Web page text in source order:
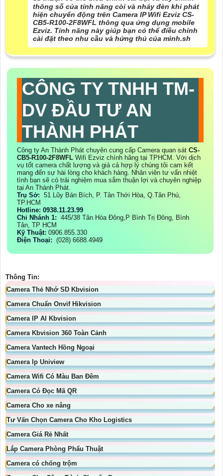
thông số của tính năng còi và nháy đèn khi phát
hiện chuyển động trên Camera IP Wifi Ezviz CS-
CB5-R100-2F8WFL thông qua ứng dụng mobile
Ezviz. Tính năng này giúp bạn có thể điều chỉnh
cài đặt theo nhu cầu và hứng thú của mình.sh
CÔNG TY TNHH TM-
DV ĐẦU TƯ AN
THÀNH PHÁT
Công ty An Thành Phát chuyên cung cấp Camera quan sát CS-
CB5-R100-2F8WFL Wifi Ezviz chính hãng tại TPHCM. Với dịch
vụ tốt camera chất lượng và giá cả hợp lý chúng tôi cam kết
mang đến sự hài lòng cho khách hàng. Nhân viên tư vấn nhiệt
tình bạn sẽ có trải nghiệm mua sắm thuận lợi và chuyên nghiệp
tại An Thành Phát.
Trụ Sở: 51 Lũy Bán Bích, P. Tân Thới Hòa, Q.Tân Phú,
TP.HCM
Hotline: 0938.11.23.99
Chi Nhánh 1: 445/38 Tân Hòa Đông,P Bình Trị Đông, Bình
Tân, TP HCM
Kỹ Thuật: 0906.855.330
Điện Thoại: (028) 6688.4949
Thông Tin:
Camera Thẻ Nhớ SD Kbvision
Camera Chuẩn Onvif Hikvision
Camera IP AI Kbvision
Camera Kbvision 360 Toàn Cảnh
Camera Vantech Hồng Ngoại
Camera Ip Uniview
Camera Wifi Có Màu Ban Đêm
Camera Có Đọc Mã QR
Camera Cho xe nâng
Tư Vấn Chọn Camera Cho Kho Logistics
Camera Giá Rẻ Nhất
Lắp Camera Phòng Phẩu Thuật
Camera có chống trộm